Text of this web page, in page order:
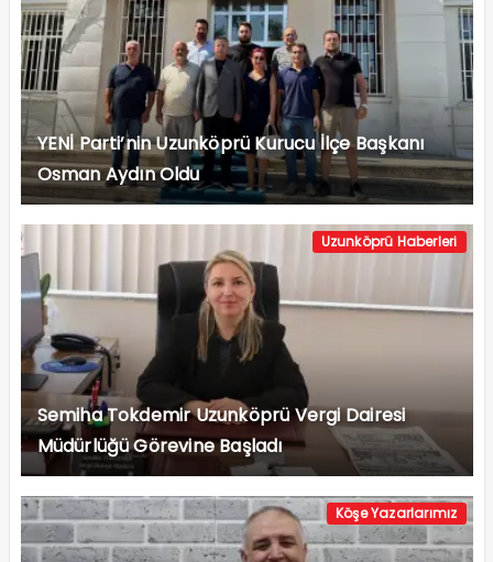
YENİ Parti’nin Uzunköprü Kurucu İlçe Başkanı
Osman Aydın Oldu
Uzunköprü Haberleri
Semiha Tokdemir Uzunköprü Vergi Dairesi
Müdürlüğü Görevine Başladı
Köşe Yazarlarımız